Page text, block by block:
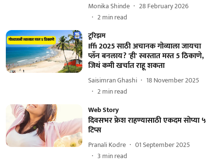
Monika Shinde
28 February 2026
2min read
टूरिझम
Iffi 2025 साठी अचानक गोव्याला जायचा
प्लॅन बनलाय? 'ही' स्वस्तात मस्त 5 ठिकाणे,
जिथं कमी खर्चात राहू शकता
Saisimran Ghashi
18 November 2025
2min read
Web Story
दिवसभर फ्रेश राहण्यासाठी एकदम सोप्या ५
टिप्स
Pranali Kodre
01 September 2025
3 min read